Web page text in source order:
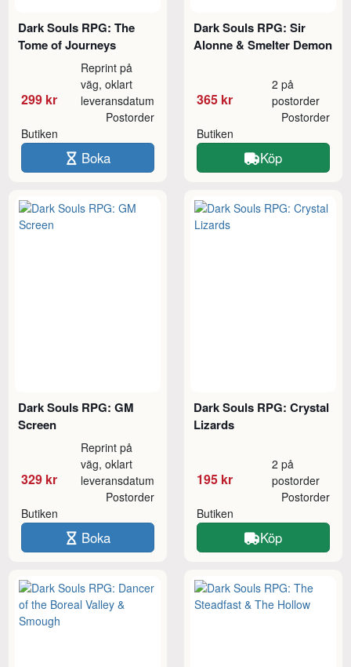
Dark Souls RPG: The
Tome of Journeys
299 kr
Reprint på
väg, oklart
leveransdatum
Butiken
Postorder
Boka
Dark Souls RPG: Sir
Alonne & Smelter Demon
365 kr
2 på
postorder
Butiken
Postorder
Köp
Dark Souls RPG: GM
Screen
329 kr
Reprint på
väg, oklart
leveransdatum
Butiken
Postorder
Boka
Dark Souls RPG: Crystal
Lizards
195 kr
2 på
postorder
Butiken
Postorder
Köp